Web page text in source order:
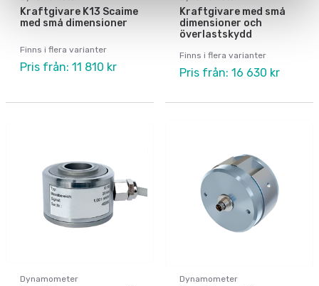
Kraftgivare K13 Scaime
med små dimensioner
Finns i flera varianter
Pris från: 11 810 kr
Kraftgivare med små
dimensioner och
överlastskydd
Finns i flera varianter
Pris från: 16 630 kr
Dynamometer Dynamometer